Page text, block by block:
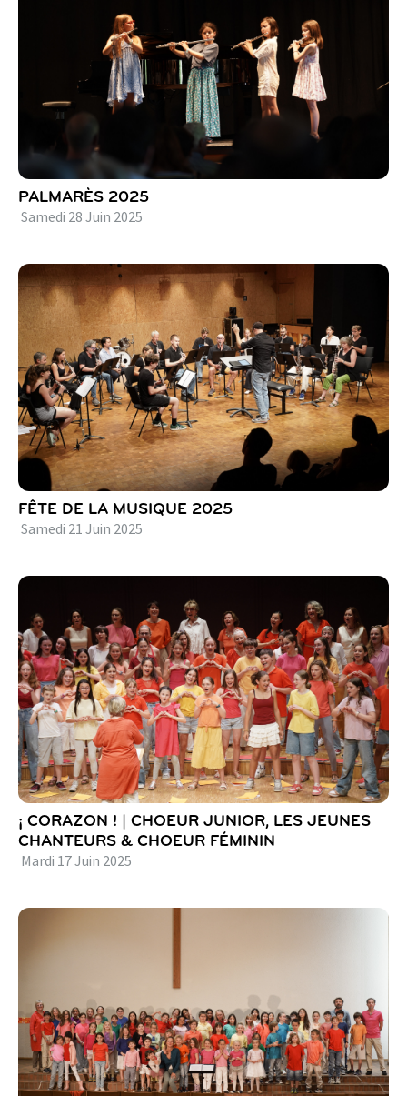
PALMARÈS 2025
Samedi 28 Juin 2025
FÊTE DE LA MUSIQUE 2025
Samedi 21 Juin 2025
¡ CORAZON ! | CHOEUR JUNIOR, LES JEUNES
CHANTEURS & CHOEUR FÉMININ
Mardi 17Juin 2025